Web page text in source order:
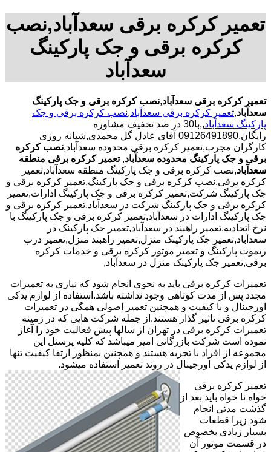
تعمیر کرکره برقی سعدآباد,نصب
کرکره برقی و جک پارکینگ
سعدآباد
تعمیر کرکره برقی سعدآباد,نصب کرکره برقی و جک پارکینگ
سعدآباد,تعمیر کرکره برقی سعدآباد,نصب کرکره برقی و جک
پارکینگ سعدآباد
,,با30 در صد تخفیف مشاوره
رایگان,09126491890 آقای عادل گل محمدی,شبانه روزی
کارگران مجرب,تعمیر کرکره برقی محدوده سعدآباد,نصب کرکره
برقی و جک پارکینگ محدوده سعدآباد, تعمیر کرکره برقی منطقه
سعدآباد,نصب کرکره برقی و جک پارکینگ منطقه سعدآباد,تعمیر
کرکره برقی,نصب کرکره برقی و جک پارکینگ,تعمیر کرکره برقی و
جک پارکینگ شرکت,تعمیر کرکره برقی و جک پارکینگ ادارات,تعمیر
کرکره برقی و جک پارکینگ شرکت در سعدآباد,تعمیر کرکره برقی و
جک پارکینگ ادارات در سعدآباد,تعمیر کرکره برقی و جک پارکینگ با
نرخ اتحادیه,تعمیر راهبند در سعدآباد,تعمیر جک پارکینک در
سعدآباد,تعمیر جک پارکینک منزل,تعمیر راهبند منزل,تعمیر درب
ریموت پارکینگ و تعمیر موتور کرکره برقی و خدمات کرکره
برقی,تعمیر جک پارکینک منزل در سعدآباد,
تعمیرات کرکره برقی باید به نحوی انجام شود که نیازی به تعمیرات
مجدد پس از مدت کوتاهی وجود نداشته باشد.استفاده از لوازم یدکی
اورجینال و با کیفیت و همچنین تعمیر اصولی همگی در تعمیرات
کرکره برقی تاثیر گذار هستند.از جمله شرکت هایی که در زمینه
تعمیرات کرکره برقی در تهران از سالها پیش فعالیت خود را آغاز
نموده است شرکت بازرگانی امیر میباشد که کلیه پرسنل این
مجموعه از افراد با تجربه هستند و همچنین بمنظور ارتقا کیفیت تنها
از لوازم یدکی اورجینال در روند تعمیر استفاده میشود.
تعمیر کرکره برقی
خواه نا خواه باید بعد از
گذشت مدتی انجام
شود زیرا قطعات
بسیار زیادی بخصوص
در قسمت موتور آن